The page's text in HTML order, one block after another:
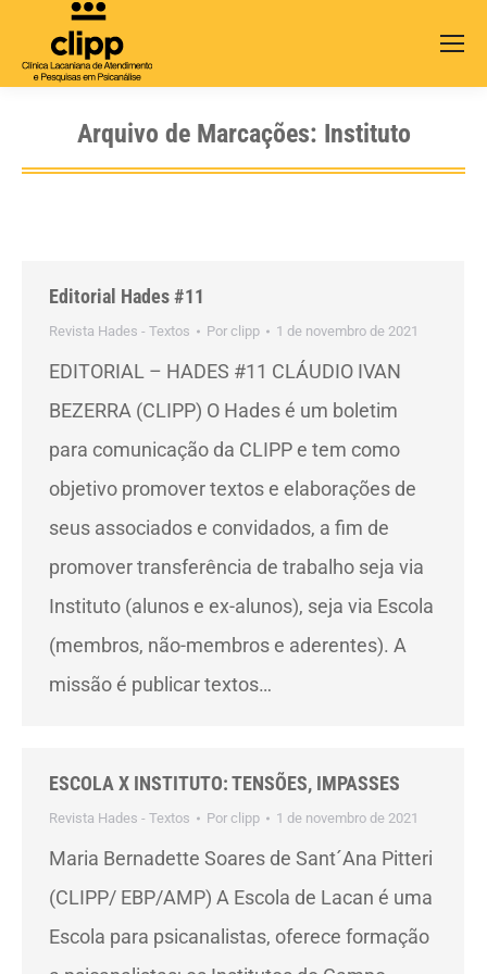
Arquivo de Marcações: Instituto
Editorial Hades #11
Revista Hades - Textos Por clipp 1 de novembro de 2021
EDITORIAL – HADES #11 CLÁUDIO IVAN
BEZERRA (CLIPP) O Hades é um boletim
para comunicação da CLIPP e tem como
objetivo promover textos e elaborações de
seus associados e convidados, a fim de
promover transferência de trabalho seja via
Instituto (alunos e ex-alunos), seja via Escola
(membros, não-membros e aderentes). A
missão é publicar textos…
ESCOLA X INSTITUTO: TENSÕES, IMPASSES
Revista Hades - Textos Por clipp 1 de novembro de 2021
Maria Bernadette Soares de Sant´Ana Pitteri
(CLIPP/ EBP/AMP) A Escola de Lacan é uma
Escola para psicanalistas, oferece formação